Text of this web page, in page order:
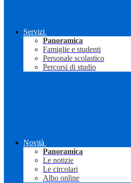
Servizi
Panoramica
Famiglie e studenti
Personale scolastico
Percorsi di studio
Novità
Panoramica
Le notizie
Le circolari
Albo online